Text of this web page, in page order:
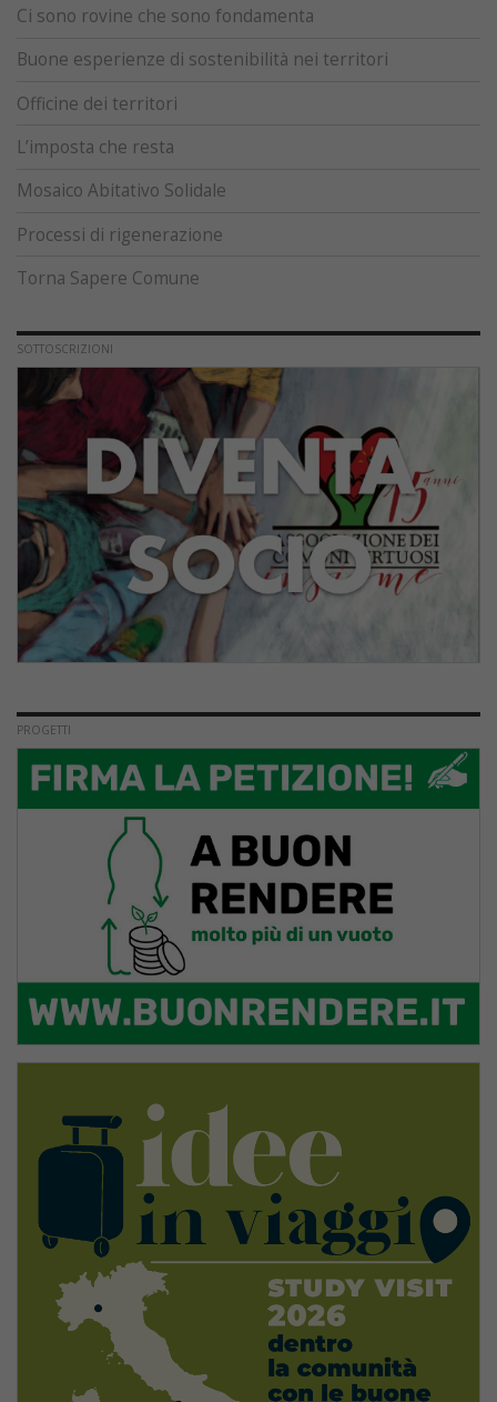
Ci sono rovine che sono fondamenta
Buone esperienze di sostenibilità nei territori
Officine dei territori
L’imposta che resta
Mosaico Abitativo Solidale
Processi di rigenerazione
Torna Sapere Comune
SOTTOSCRIZIONI
PROGETTI